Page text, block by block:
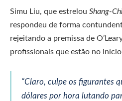
Simu Liu, que estrelou Shang-
respondeu de forma
rejeitando a premissa de
profissionais que estão no
“Claro, culpe os figurantes
dólares por hora lutando